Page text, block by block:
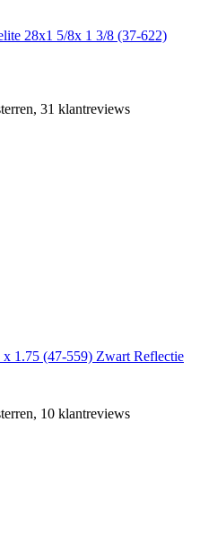
28x1 5/8x 1 3/8 (37-622)
31 klantreviews
1.75 (47-559) Zwart Reflectie
10 klantreviews